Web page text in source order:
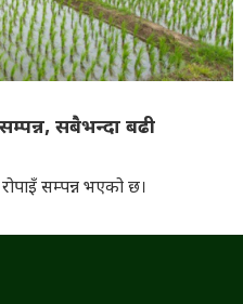
सबैभन्दा बढी
सम्पन्न भएको छ।